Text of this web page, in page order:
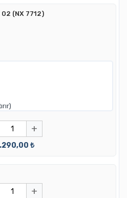
02 (NX 7712)
+
₺
+